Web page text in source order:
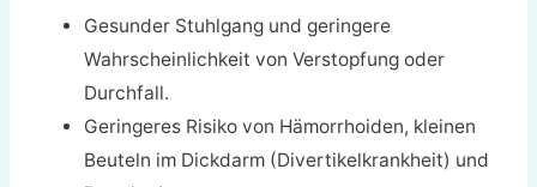
Gesunder Stuhlgang und geringere
Wahrscheinlichkeit von Verstopfung oder
Durchfall.
Geringeres Risiko von Hämorrhoiden, kleinen
Beuteln im Dickdarm (Divertikelkrankheit) und